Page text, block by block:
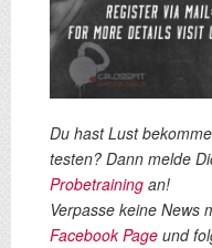
Du hast Lust
testen? Dann melde
Probetraining an!
Verpasse keine News
Facebook Page und